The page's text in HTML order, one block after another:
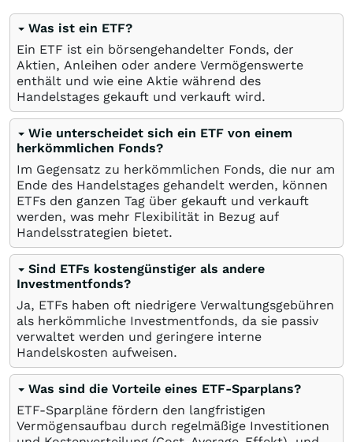
Was ist ein ETF?
Ein ETF ist ein börsengehandelter Fonds, der
Aktien, Anleihen oder andere Vermögenswerte
enthält und wie eine Aktie während des
Handelstages gekauft und verkauft wird.
Wie unterscheidet sich ein ETF von einem
herkömmlichen Fonds?
Im Gegensatz zu herkömmlichen Fonds, die nur am
Ende des Handelstages gehandelt werden, können
ETFs den ganzen Tag über gekauft und verkauft
werden, was mehr Flexibilität in Bezug auf
Handelsstrategien bietet.
Sind ETFs kostengünstiger als andere
Investmentfonds?
Ja, ETFs haben oft niedrigere Verwaltungsgebühren
als herkömmliche Investmentfonds, da sie passiv
verwaltet werden und geringere interne
Handelskosten aufweisen.
Was sind die Vorteile eines ETF-Sparplans?
ETF-Sparpläne fördern den langfristigen
Vermögensaufbau durch regelmäßige Investitionen